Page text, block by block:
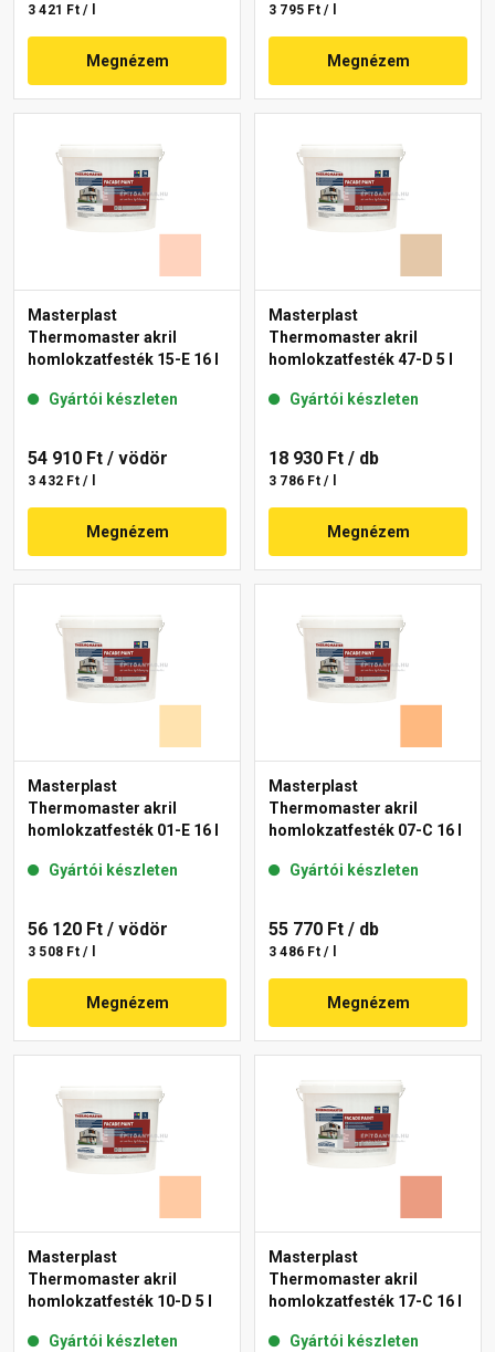
3 421 Ft / l
Megnézem
3 795 Ft / l
Megnézem
Masterplast
Thermomaster akril
homlokzatfesték 15-E 16 l
Gyártói készleten
54 910 Ft / vödör
3 432 Ft / l
Megnézem
Masterplast
Thermomaster akril
homlokzatfesték 47-D 5 l
Gyártói készleten
18 930 Ft / db
3 786 Ft / l
Megnézem
Masterplast
Thermomaster akril
homlokzatfesték 01-E 16 l
Gyártói készleten
56 120 Ft / vödör
3 508 Ft / l
Megnézem
Masterplast
Thermomaster akril
homlokzatfesték 07-C 16 l
Gyártói készleten
55 770 Ft / db
3 486 Ft / l
Megnézem
Masterplast
Thermomaster akril
homlokzatfesték 10-D 5 l
Gyártói készleten
Masterplast
Thermomaster akril
homlokzatfesték 17-C 16 l
Gyártói készleten